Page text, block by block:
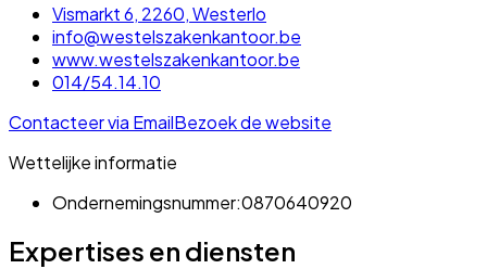
Vismarkt 6, 2260, Westerlo
info@westelszakenkantoor.be
www.westelszakenkantoor.be
014/54.14.10
Contacteer via EmailBezoek de website
Wettelijke informatie
Ondernemingsnummer:0870640920
Expertises en diensten